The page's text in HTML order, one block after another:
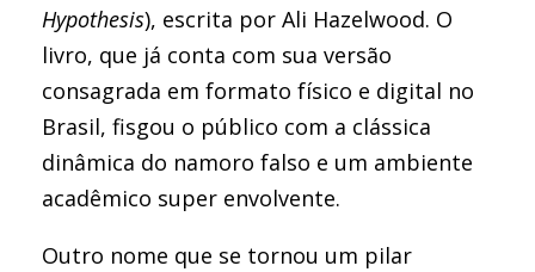
Hypothesis), escrita por Ali Hazelwood. O
livro, que já conta com sua versão
consagrada em formato físico e digital no
Brasil, fisgou o público com a clássica
dinâmica do namoro falso e um ambiente
acadêmico super envolvente.
Outro nome que se tornou um pilar